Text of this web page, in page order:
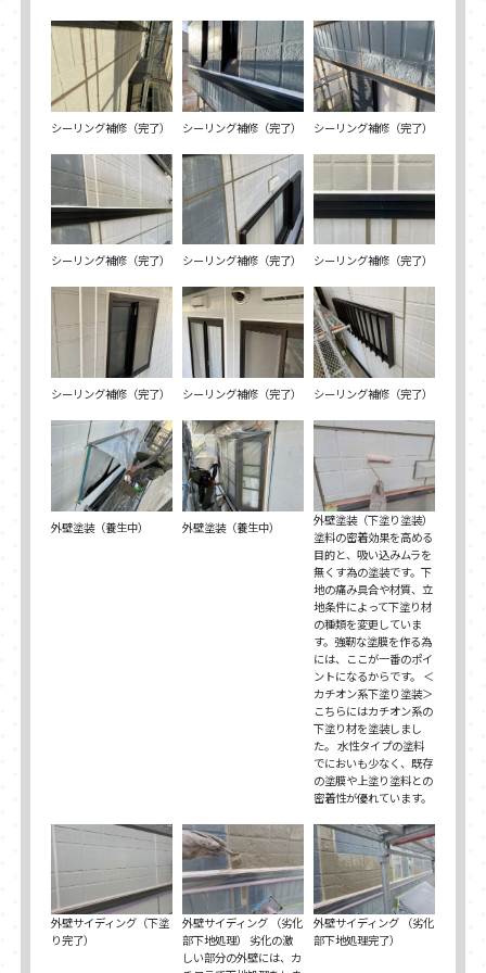
シーリング補修（完了） シーリング補修（完了） シーリング補修（完了）
シーリング補修（完了） シーリング補修（完了） シーリング補修（完了）
シーリング補修（完了） シーリング補修（完了） シーリング補修（完了）
外壁塗装（養生中） 外壁塗装（養生中）
外壁塗装（下塗り塗装）
塗料の密着効果を高める
目的と、吸い込みムラを
無くす為の塗装です。下
地の痛み具合や材質、立
地条件によって下塗り材
の種類を変更していま
す。強靭な塗膜を作る為
には、ここが一番のポイ
ントになるからです。 ＜
カチオン系下塗り塗装＞
こちらにはカチオン系の
下塗り材を塗装しまし
た。 水性タイプの塗料
でにおいも少なく、既存
の塗膜や上塗り塗料との
密着性が優れています。
外壁サイディング（下塗
り完了）
外壁サイディング （劣化
部下地処理） 劣化の激
しい部分の外壁には、カ
外壁サイディング （劣化
部下地処理完了）